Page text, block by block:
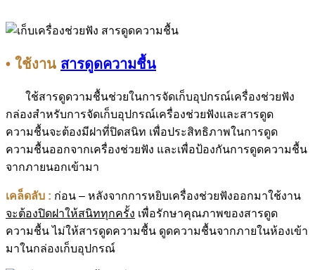
• ใช้งาน สารดูดความชื้น
ใช้สารดูดวามชื้นช่วยในการจัดเก็บอุปกรณ์เครื่องช่วยฟัง
กล่องสำหรับการจัดเก็บอุปกรณ์เครื่องช่วยฟังและสารดูด
ความชื้นจะต้องมีฝาที่ปิดสนิท เพื่อประสิทธิภาพในการดูด
ความชื้นออกจากเครื่องช่วยฟัง และเพื่อป้องกันการดูดความชื้น
จากภายนอกเข้ามา
เคล็ดลับ : ก่อน – หลังจากการหยิบเครื่องช่วยฟังออกมาใช้งาน
จะต้องปิดฝาให้สนิททุกครั้ง เพื่อรักษาคุณภาพของสารดูด
ความชื้น ไม่ให้สารดูดความชื้น ดูดความชื้นจากภายในห้องเข้า
มาในกล่องเก็บอุปกรณ์